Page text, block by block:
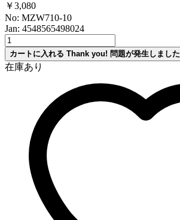
￥3,080
No: MZW710-10
Jan: 4548565498024
カートに入れる Thank you! 問題が発生しました
在庫あり